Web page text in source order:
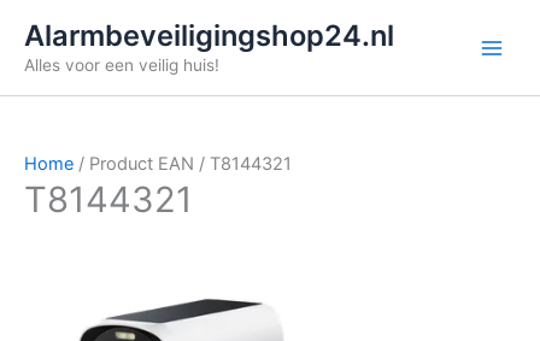
naar
inhoud
Alarmbeveiligingshop24.nl
Alles voor een veilig huis!
Home / Product EAN / T8144321
T8144321